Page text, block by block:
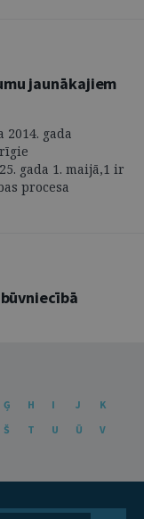
jaunākajiem
gada
gada 1. maijā,1 ir
procesa
Ģ H I J
K
Š T U Ū
V